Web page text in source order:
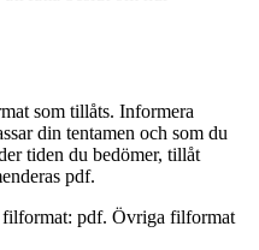
som tillåts. Informera
din tentamen och som du
tiden du bedömer, tillåt
pdf.
filformat: pdf. Övriga filformat